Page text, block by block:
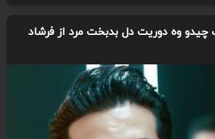
چیدو وه دوریت دل بدبخت مرد از فرشاد